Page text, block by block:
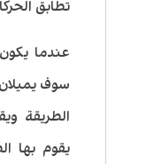
تطابق
عندما
سوف
الطريقة
يقوم بها